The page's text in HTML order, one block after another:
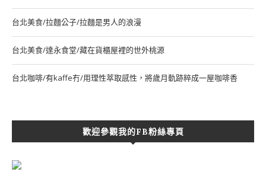
台北美食/拉麵公子/拉麵是男人的浪漫
台北美食/達永食堂/藏在貨櫃屋裡的世外桃源
台北咖啡/有kaffe冇/用理性萃取感性，將歲月軌跡粹成一屋咖啡香
歡迎參觀我的FB粉絲專頁